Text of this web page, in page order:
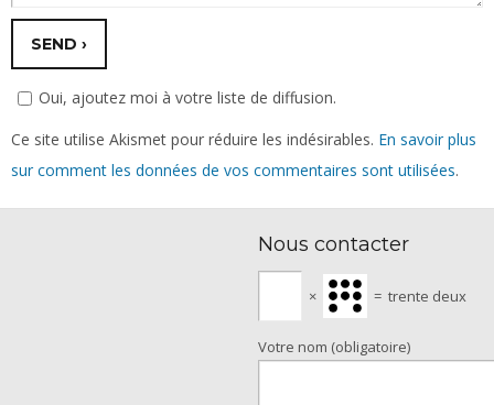
Oui, ajoutez moi à votre liste de diffusion.
Ce site utilise Akismet pour réduire les indésirables. En savoir plus
sur comment les données de vos commentaires sont utilisées.
Nous contacter
× = trente deux
Votre nom (obligatoire)